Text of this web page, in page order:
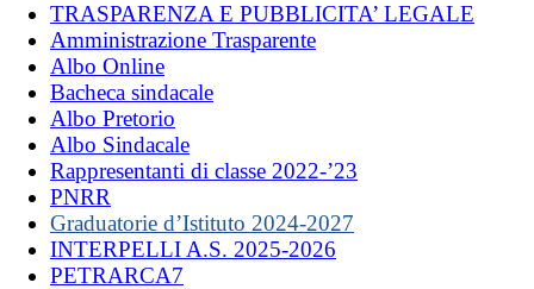
TRASPARENZA E PUBBLICITA’ LEGALE
Amministrazione Trasparente
Albo Online
Bacheca sindacale
Albo Pretorio
Albo Sindacale
Rappresentanti di classe 2022-’23
PNRR
Graduatorie d’Istituto 2024-2027
INTERPELLI A.S. 2025-2026
PETRARCA7